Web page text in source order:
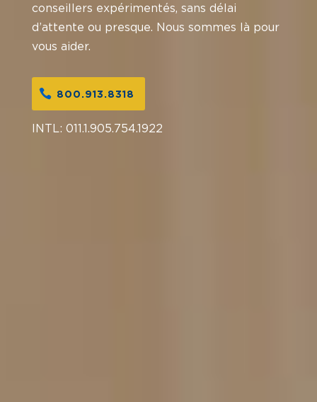
conseillers expérimentés, sans délai
d’attente ou presque. Nous sommes là pour
vous aider.
800.913.8318
INTL: 011.1.905.754.1922